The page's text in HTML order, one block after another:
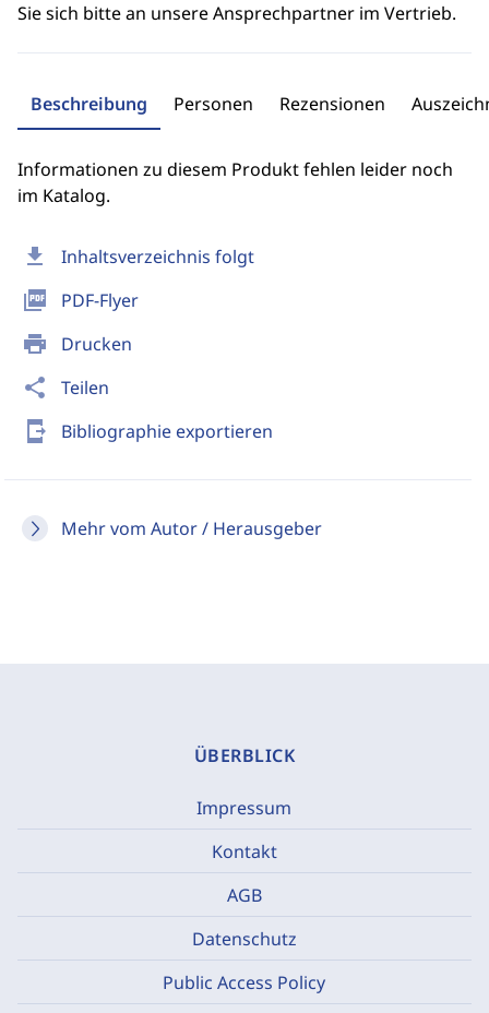
download Inhaltsverzeichnis folgt
picture_as_pdf PDF-Flyer
print Drucken
share Teilen
send_to_mobile Bibliographie exportieren
Mehr vom Autor / Herausgeber
Sie sich bitte an unsere Ansprechpartner im Vertrieb.
Beschreibung Personen Rezensionen
Informationen zu diesem Produkt fehlen leider noch
im Katalog.
ÜBERBLICK
Impressum
Kontakt
AGB
Datenschutz
Public Access Policy